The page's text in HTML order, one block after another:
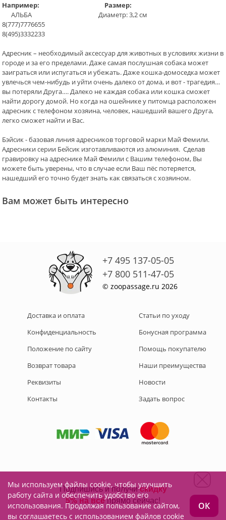
Например: Размер:
АЛЬБА Диаметр: 3,2 см
8(777)7776655
8(495)3332233
Адресник – необходимый аксессуар для животных в условиях жизни в
городе и за его пределами. Даже самая послушная собака может
заиграться или испугаться и убежать. Даже кошка-домоседка может
увлечься чем-нибудь и уйти очень далеко от дома, и вот - трагедия…
вы потеряли Друга…. Далеко не каждая собака или кошка сможет
найти дорогу домой. Но когда на ошейнике у питомца расположен
адресник с телефоном хозяина, человек, нашедший вашего Друга,
легко сможет найти и Вас.
Бэйсик - базовая линия адресников торговой марки Май Фемили.
Адресники серии Бейсик изготавливаются из алюминия. Сделав
гравировку на адреснике Май Фемили с Вашим телефоном, Вы
можете быть уверены, что в случае если Ваш пёс потеряется,
нашедший его точно будет знать как связаться с хозяином.
Вам может быть интересно
+7 495 137-05-05
+7 800 511-47-05
© zoopassage.ru 2026
Доставка и оплата
Конфиденциальность
Положение по сайту
Возврат товара
Реквизиты
Контакты
Статьи по уходу
Бонусная программа
Помощь покупателю
Наши преимущества
Новости
Задать вопрос
Подписывайтесь на нас:
Мы используем файлы cookie, чтобы улучшить
работу сайта и обеспечить удобство его
использования. Продолжая пользование сайтом,
вы соглашаетесь с использованием файлов cookie
ОК